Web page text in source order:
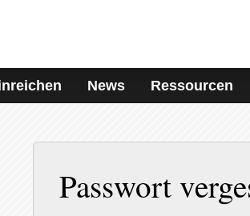
News Ressourcen
Passwort